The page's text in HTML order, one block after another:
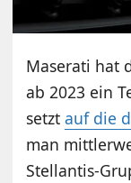
Maserati hat
ab 2023 ein
setztauf die
man
Stellantis-